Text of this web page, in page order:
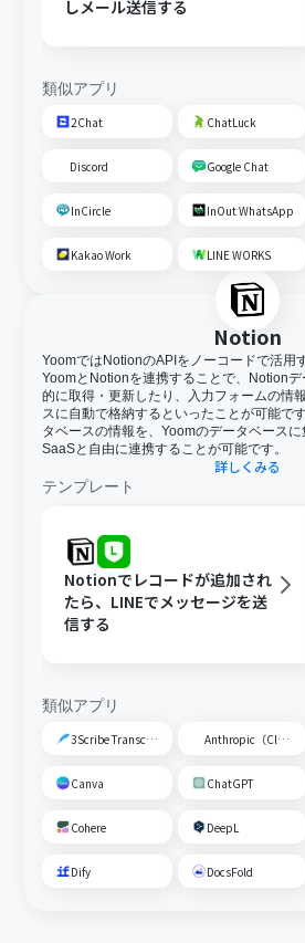
しメール送信する
類似アプリ
2Chat ChatLuck
Discord Google Chat
InCircle InOut WhatsApp
Kakao Work LINE WORKS
Notion
YoomではNotionのAPIをノーコードで活用
YoomとNotionを連携することで、Notion
的に取得・更新したり、入力フォームの情
スに自動で格納するといったことが可能で
タベースの情報を、Yoomのデータベース
SaaSと自由に連携することが可能です。
詳しくみる
テンプレート
Notionでレコードが追加され
たら、LINEでメッセージを送
信する
類似アプリ
3Scribe Transcription Anthropic（Claude）
Canva ChatGPT
Cohere DeepL
Dify DocsFold